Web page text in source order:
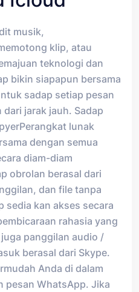
musik,
klip, atau
teknologi dan
bikin siapapun bersama
sadap setiap pesan
jarak jauh. Sadap
lunak
dengan semua
diam-diam
obrolan berasal dari
dan file tanpa
sedia kan akses secara
rahasia yang
panggilan audio /
berasal dari Skype.
Anda di dalam
pesan WhatsApp. Jika